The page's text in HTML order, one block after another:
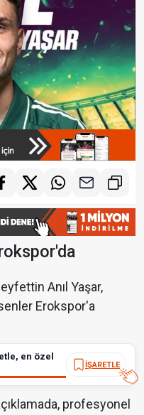
Anıl Yaşar,
Erokspor'a
en özel
İŞARETLE
profesyonel